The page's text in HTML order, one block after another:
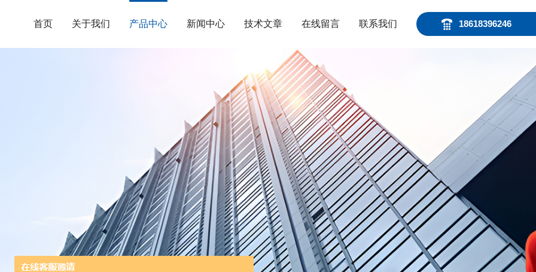
18618396246
首页 关于我们 产品中心 新闻中心 技术文章 在线留言 联系我们